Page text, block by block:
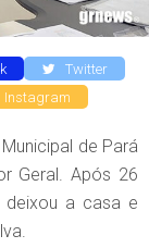
Twitter
Instagram
de Pará
Geral. Após 26
deixou a casa e